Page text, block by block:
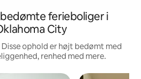
ferieboliger i
City
ophold er højt bedømt med
renhed med mere.